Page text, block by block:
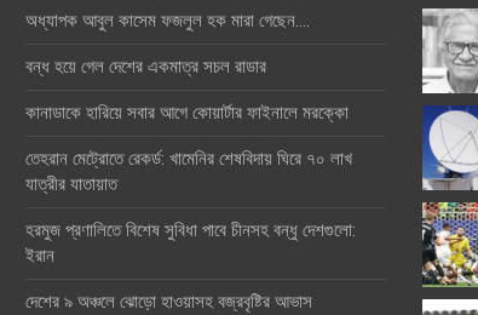
অধ্যাপক আবুল কাসেম ফজলুল হক মারা গেছেন….
বন্ধ হয়ে গেল দেশের একমাত্র সচল রাডার
কানাডাকে হারিয়ে সবার আগে কোয়ার্টার ফাইনালে মরক্কো
তেহরান মেট্রোতে রেকর্ড: খামেনির শেষবিদায় ঘিরে ৭০ লাখ
যাত্রীর যাতায়াত
হরমুজ প্রণালিতে বিশেষ সুবিধা পাবে চীনসহ বন্ধু দেশগুলো:
ইরান
দেশের ৯ অঞ্চলে ঝোড়ো হাওয়াসহ বজ্রবৃষ্টির আভাস